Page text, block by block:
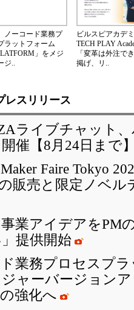
ノーコード業務プ
ラットフォーム
」をメジ
ジ..
ビルスピアカデ
TECH PLAY
「変革は外注で
掲げ、リ..
レスリリース
ライブチャット
催【8月24日まで
Faire Tokyo
販売と限定ノベ
事業アイデアをPM
提供開始
業務プロセスプ
ャーバージョン
強化へ